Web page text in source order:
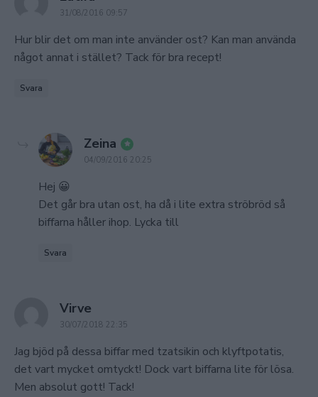
31/08/2016 09:57
Hur blir det om man inte använder ost? Kan man använda
något annat i stället? Tack för bra recept!
Svara
Zeina says:
04/09/2016 20:25
Hej 😀
Det går bra utan ost, ha då i lite extra ströbröd så
biffarna håller ihop. Lycka till
Svara
Virve
30/07/2018 22:35
Jag bjöd på dessa biffar med tzatsikin och klyftpotatis,
det vart mycket omtyckt! Dock vart biffarna lite för lösa.
Men absolut gott! Tack!